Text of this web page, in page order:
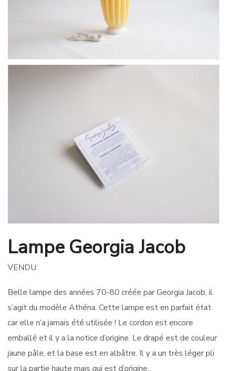
Lampe Georgia Jacob
VENDU
Belle lampe des années 70-80 créée par Georgia Jacob, il
s’agit du modèle Athéna. Cette lampe est en parfait état
car elle n’a jamais été utilisée ! Le cordon est encore
emballé et il y a la notice d’origine. Le drapé est de couleur
jaune pâle, et la base est en albâtre. Il y a un très léger pli
sur la partie haute mais qui est d’origine.